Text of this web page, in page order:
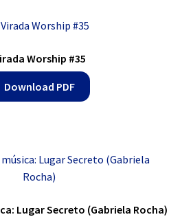
Worship #35
Download PDF
Lugar Secreto (Gabriela Rocha)